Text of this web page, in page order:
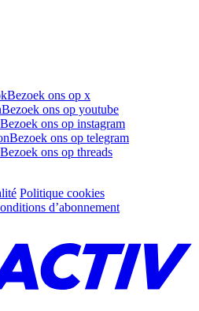
Bezoek ons op x
Bezoek ons op youtube
Bezoek ons op instagram
Bezoek ons op telegram
Bezoek ons op threads
Politique cookies
d’abonnement